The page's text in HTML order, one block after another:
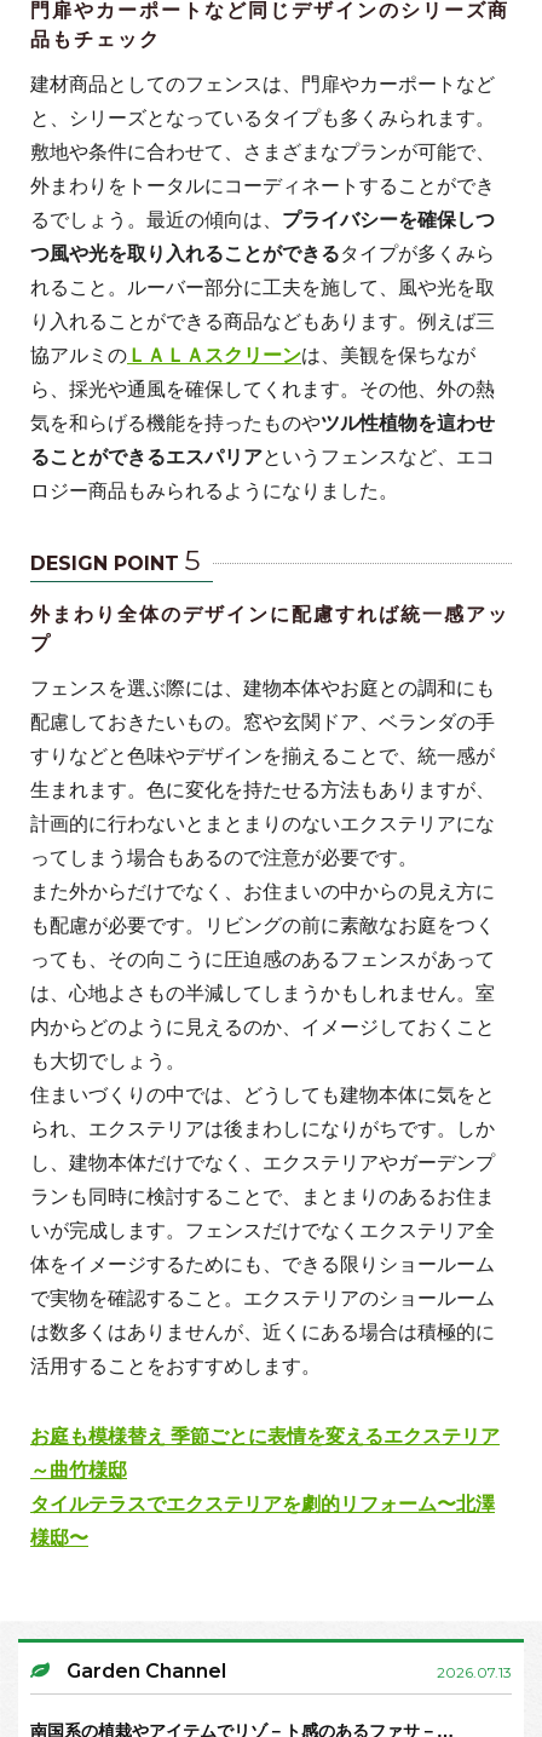
門扉やカーポートなど同じデザインのシリーズ商
品もチェック
建材商品としてのフェンスは、門扉やカーポートなど
と、シリーズとなっているタイプも多くみられます。
敷地や条件に合わせて、さまざまなプランが可能で、
外まわりをトータルにコーディネートすることができ
るでしょう。最近の傾向は、 プライバシーを確保しつ
つ風や光を取り入れることができるタイプが多くみら
れること。ルーバー部分に工夫を施して、風や光を取
り入れることができる商品などもあります。例えば三
協アルミのＬＡＬＡスクリーンは、美観を保ちなが
ら、採光や通風を確保してくれます。その他、外の熱
気を和らげる機能を持ったものやツル性植物を這わせ
ることができるエスパリアというフェンスなど、エコ
ロジー商品もみられるようになりました。
DESIGN POINT 5
外まわり全体のデザインに配慮すれば統一感アッ
プ
フェンスを選ぶ際には、建物本体やお庭との調和にも
配慮しておきたいもの。窓や玄関ドア、ベランダの手
すりなどと色味やデザインを揃えることで、統一感が
生まれます。色に変化を持たせる方法もありますが、
計画的に行わないとまとまりのないエクステリアにな
ってしまう場合もあるので注意が必要です。
また外からだけでなく、お住まいの中からの見え方に
も配慮が必要です。リビングの前に素敵なお庭をつく
っても、その向こうに圧迫感のあるフェンスがあって
は、心地よさもの半減してしまうかもしれません。室
内からどのように見えるのか、イメージしておくこと
も大切でしょう。
住まいづくりの中では、どうしても建物本体に気をと
られ、エクステリアは後まわしになりがちです。しか
し、建物本体だけでなく、エクステリアやガーデンプ
ランも同時に検討することで、まとまりのあるお住ま
いが完成します。フェンスだけでなくエクステリア全
体をイメージするためにも、できる限りショールーム
で実物を確認すること。エクステリアのショールーム
は数多くはありませんが、近くにある場合は積極的に
活用することをおすすめします。
お庭も模様替え 季節ごとに表情を変えるエクステリア
～曲竹様邸
タイルテラスでエクステリアを劇的リフォーム〜北澤
様邸〜
Garden Channel 2026.07.13
南国系の植栽やアイテムでリゾ－ト感のあるファサ－…